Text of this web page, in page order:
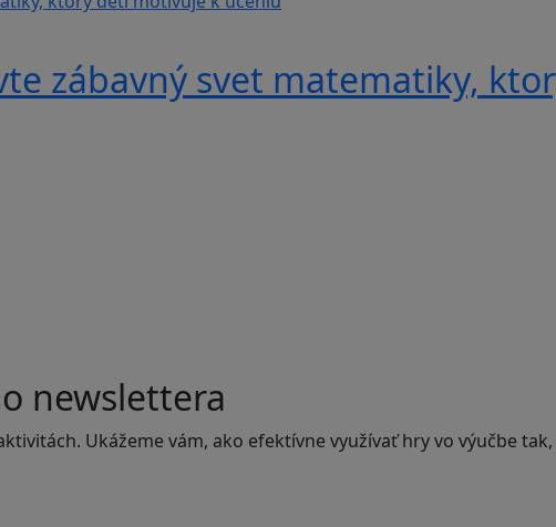
zábavný svet matematiky,
newslettera
Ukážeme vám, ako efektívne využívať hry vo výučbe